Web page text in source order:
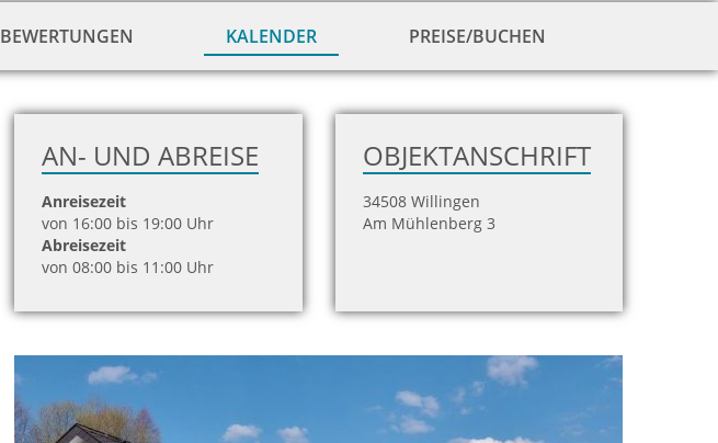
BEWERTUNGEN KALENDER PREISE/BUCHEN
AN- UND ABREISE
Anreisezeit
von 16:00 bis 19:00 Uhr
Abreisezeit
von 08:00 bis 11:00 Uhr
OBJEKTANSCHRIFT
34508 Willingen
Am Mühlenberg 3
zur